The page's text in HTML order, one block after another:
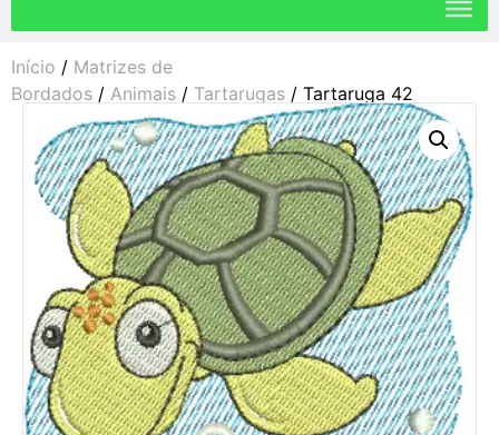
Início / Matrizes de
Bordados / Animais / Tartarugas / Tartaruga 42